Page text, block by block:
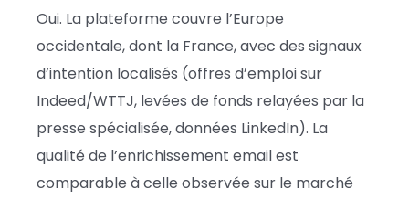
Oui. La plateforme couvre l’Europe
occidentale, dont la France, avec des signaux
d’intention localisés (offres d’emploi sur
Indeed/WTTJ, levées de fonds relayées par la
presse spécialisée, données LinkedIn). La
qualité de l’enrichissement email est
comparable à celle observée sur le marché